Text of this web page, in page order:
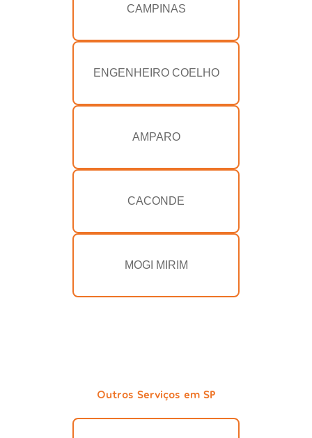
CAMPINAS
ENGENHEIRO COELHO
AMPARO
CACONDE
MOGI MIRIM
Outros Serviços em SP